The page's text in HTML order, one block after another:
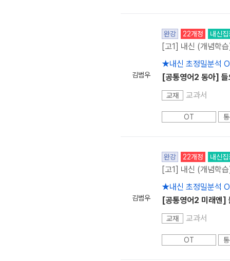
김범우
완강 22개정 내신집
[고1] 내신 (개념학
★내신 초정밀분석
[공통영어2 동아] 들
교재 교과서
OT
김범우
완강 22개정 내신집
[고1] 내신 (개념학
★내신 초정밀분석
[공통영어2 미래엔]
교재 교과서
OT